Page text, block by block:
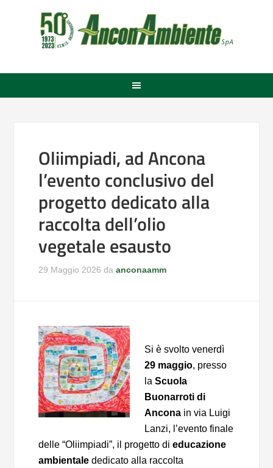
Oliimpiadi, ad Ancona
l’evento conclusivo del
progetto dedicato alla
raccolta dell’olio
vegetale esausto
29 Maggio 2026 daanconaamm
Si è svolto venerdì
29 maggio, presso
laScuola
Buonarroti di
Ancona in via Luigi
Lanzi, l’evento finale
delle “Oliimpiadi”, il progetto dieducazione
ambientale dedicato alla raccolta